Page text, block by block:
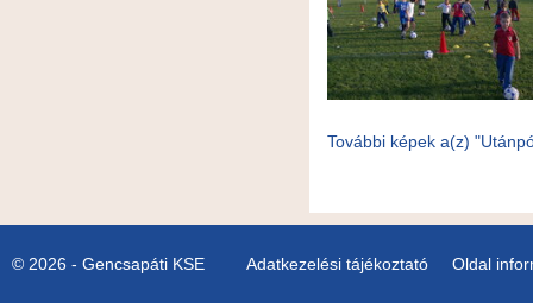
További képek a(z)
© 2026 - Gencsapáti KSE Adatkezelési tájékoztató Oldal